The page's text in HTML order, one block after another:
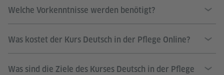
Welche Vorkenntnisse werden benötigt?
Was kostet der Kurs Deutsch in der Pflege Online?
Was sind die Ziele des Kurses Deutsch in der Pflege